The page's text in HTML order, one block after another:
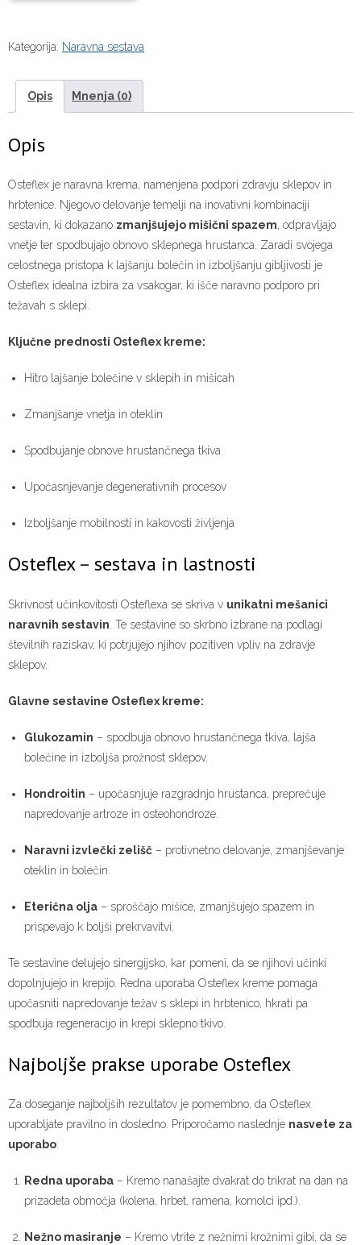
Kategorija: Naravna sestava
Opis Mnenja (0)
Opis
Osteflex je naravna krema, namenjena podpori zdravju sklepov in
hrbtenice. Njegovo delovanje temelji na inovativni kombinaciji
sestavin, ki dokazano zmanjšujejo mišični spazem, odpravljajo
vnetje ter spodbujajo obnovo sklepnega hrustanca. Zaradi svojega
celostnega pristopa k lajšanju bolečin in izboljšanju gibljivosti je
Osteflex idealna izbira za vsakogar, ki išče naravno podporo pri
težavah s sklepi.
Ključne prednosti Osteflex kreme:
Hitro lajšanje bolečine v sklepih in mišicah
Zmanjšanje vnetja in oteklin
Spodbujanje obnove hrustančnega tkiva
Upočasnjevanje degenerativnih procesov
Izboljšanje mobilnosti in kakovosti življenja
Osteflex – sestava in lastnosti
Skrivnost učinkovitosti Osteflexa se skriva v unikatni mešanici
naravnih sestavin . Te sestavine so skrbno izbrane na podlagi
številnih raziskav, ki potrjujejo njihov pozitiven vpliv na zdravje
sklepov.
Glavne sestavine Osteflex kreme:
Glukozamin – spodbuja obnovo hrustančnega tkiva, lajša
bolečine in izboljša prožnost sklepov.
Hondroitin – upočasnjuje razgradnjo hrustanca, preprečuje
napredovanje artroze in osteohondroze.
Naravni izvlečki zelišč – protivnetno delovanje, zmanjševanje
oteklin in bolečin.
Eterična olja – sproščajo mišice, zmanjšujejo spazem in
prispevajo k boljši prekrvavitvi.
Te sestavine delujejo sinergijsko, kar pomeni, da se njihovi učinki
dopolnjujejo in krepijo. Redna uporaba Osteflex kreme pomaga
upočasniti napredovanje težav s sklepi in hrbtenico, hkrati pa
spodbuja regeneracijo in krepi sklepno tkivo.
Najboljše prakse uporabe Osteflex
Za doseganje najboljših rezultatov je pomembno, da Osteflex
uporabljate pravilno in dosledno. Priporočamo naslednje nasvete za
uporabo:
Redna uporaba – Kremo nanašajte dvakrat do trikrat na dan na
prizadeta območja (kolena, hrbet, ramena, komolci ipd.).
Nežno masiranje – Kremo vtrite z nežnimi krožnimi gibi, da se